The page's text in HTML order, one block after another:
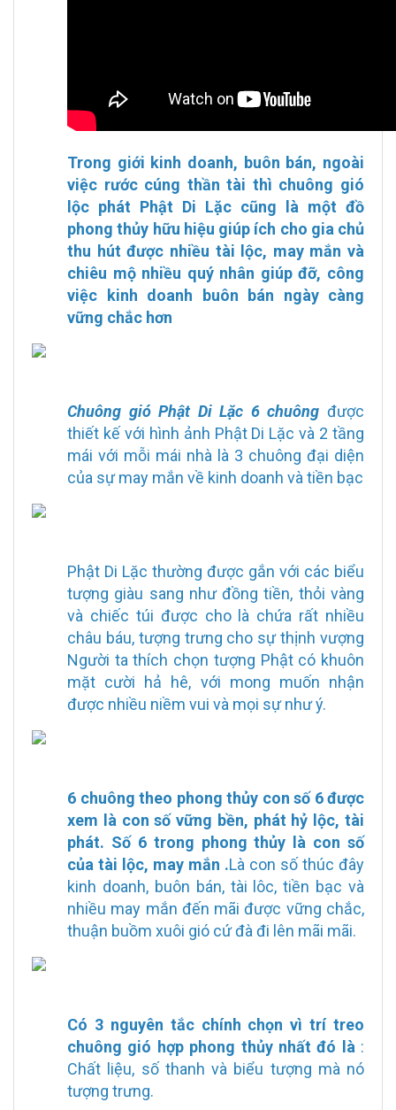
Trong giới kinh doanh, buôn bán, ngoài
việc rước cúng thần tài thì chuông gió
lộc phát Phật Di Lặc cũng là một đồ
phong thủy hữu hiệu giúp ích cho gia chủ
thu hút được nhiều tài lộc, may mắn và
chiêu mộ nhiều quý nhân giúp đỡ, công
việc kinh doanh buôn bán ngày càng
vững chắc hơn
Chuông gió Phật Di Lặc 6 chuông được
thiết kế với hình ảnh Phật Di Lặc và 2 tầng
mái với mỗi mái nhà là 3 chuông đại diện
của sự may mắn về kinh doanh và tiền bạc
Phật Di Lặc thường được gắn với các biểu
tượng giàu sang như đồng tiền, thỏi vàng
và chiếc túi được cho là chứa rất nhiều
châu báu, tượng trưng cho sự thịnh vượng
Người ta thích chọn tượng Phật có khuôn
mặt cười hả hê, với mong muốn nhận
được nhiều niềm vui và mọi sự như ý.
6 chuông theo phong thủy con số 6 được
xem là con số vững bền, phát hỷ lộc, tài
phát. Số 6 trong phong thủy là con số
của tài lộc, may mắn .Là con số thúc đây
kinh doanh, buôn bán, tài lôc, tiền bạc và
nhiều may mắn đến mãi được vững chắc,
thuận buồm xuôi gió cứ đà đi lên mãi mãi.
Có 3 nguyên tắc chính chọn vì trí treo
chuông gió hợp phong thủy nhất đó là:
Chất liệu, số thanh và biểu tượng mà nó
tượng trưng.